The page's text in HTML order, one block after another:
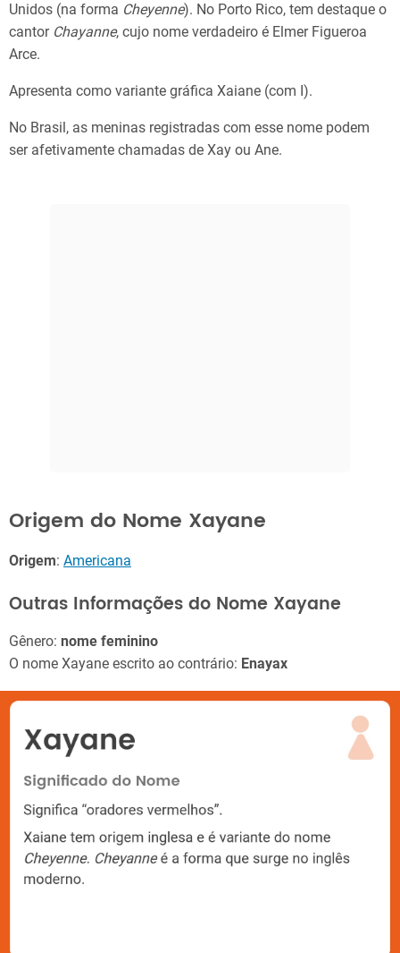
Unidos (na forma Cheyenne). No Porto Rico, tem destaque o
cantor Chayanne, cujo nome verdadeiro é Elmer Figueroa
Arce.
Apresenta como variante gráfica Xaiane (com I).
No Brasil, as meninas registradas com esse nome podem
ser afetivamente chamadas de Xay ou Ane.
Origem do Nome Xayane
Origem: Americana
Outras Informações do Nome Xayane
Gênero: nome feminino
O nome Xayane escrito ao contrário: Enayax